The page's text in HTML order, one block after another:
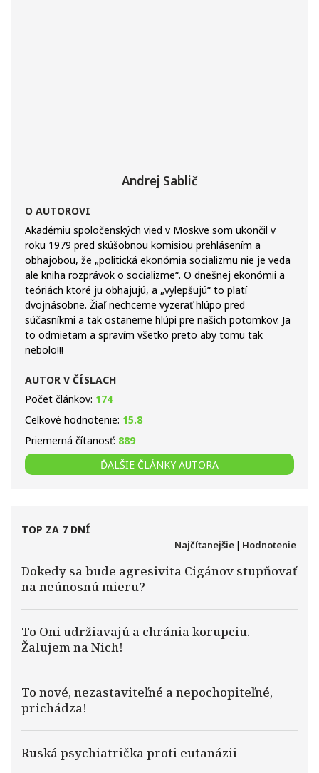
Andrej Sablič
O AUTOROVI
Akadémiu spoločenských vied v Moskve som ukončil v
roku 1979 pred skúšobnou komisiou prehlásením a
obhajobou, že „politická ekonómia socializmu nie je veda
ale kniha rozprávok o socializme“. O dnešnej ekonómii a
teóriách ktoré ju obhajujú, a „vylepšujú“ to platí
dvojnásobne. Žiaľ nechceme vyzerať hlúpo pred
súčasníkmi a tak ostaneme hlúpi pre našich potomkov. Ja
to odmietam a spravím všetko preto aby tomu tak
nebolo!!!
AUTOR V ČÍSLACH
Počet článkov: 174
Celkové hodnotenie: 15.8
Priemerná čítanosť: 889
ĎALŠIE ČLÁNKY AUTORA
TOP ZA 7 DNÍ
Najčítanejšie | Hodnotenie
Dokedy sa bude agresivita Cigánov stupňovať
na neúnosnú mieru?
To Oni udržiavajú a chránia korupciu.
Žalujem na Nich!
To nové, nezastaviteľné a nepochopiteľné,
prichádza!
Ruská psychiatrička proti eutanázii